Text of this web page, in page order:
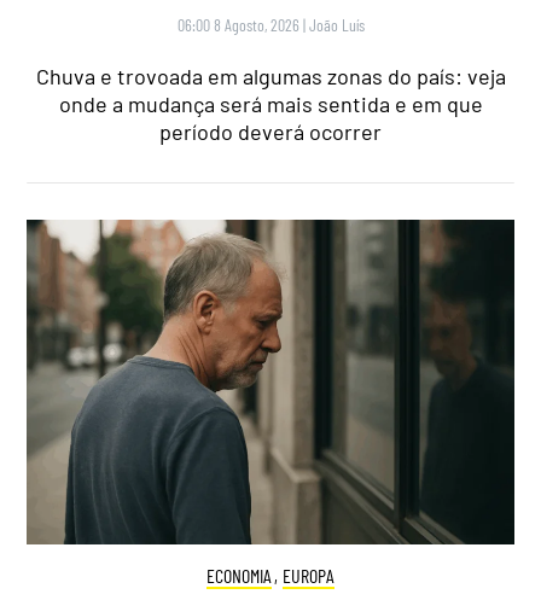
06:00 8 Agosto, 2026 |João Luís
Chuva e trovoada em algumas zonas do país: veja
onde a mudança será mais sentida e em que
período deverá ocorrer
ECONOMIA , EUROPA